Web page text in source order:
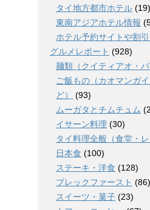
タイ地方都市ホテル (19)
東南アジアホテル情報
ホテル予約サイトや割
グルメレポート (928)
麺類（クイティアオ・バ
ご飯もの（カオマンガ
ど）
(93)
ムーガタとチムチュム
イサーン料理 (30)
タイ料理全般（食堂・レ
日本食 (100)
ステーキ・洋食 (128)
ブレックファースト (86)
スイーツ・菓子 (23)